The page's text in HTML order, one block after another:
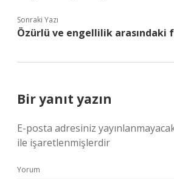
Sonraki Yazı
Özürlü ve engellilik arasındaki
Bir yanıt yazın
E-posta adresiniz
ile işaretlenmişlerdir
Yorum